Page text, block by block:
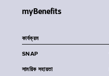
myBenefits
কার্যক্রম
SNAP
সাময়িক সহায়তা